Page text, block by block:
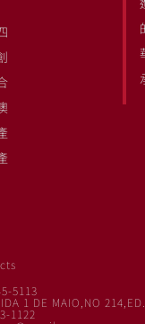
5113
1 DE MAIO,NO
1122